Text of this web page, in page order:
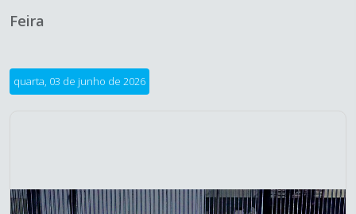
Feira
quarta, 03 de junho de 2026